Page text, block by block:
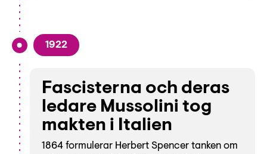
1922
Fascisterna och deras
ledare Mussolini tog
makten i Italien
1864 formulerar Herbert Spencer tanken om